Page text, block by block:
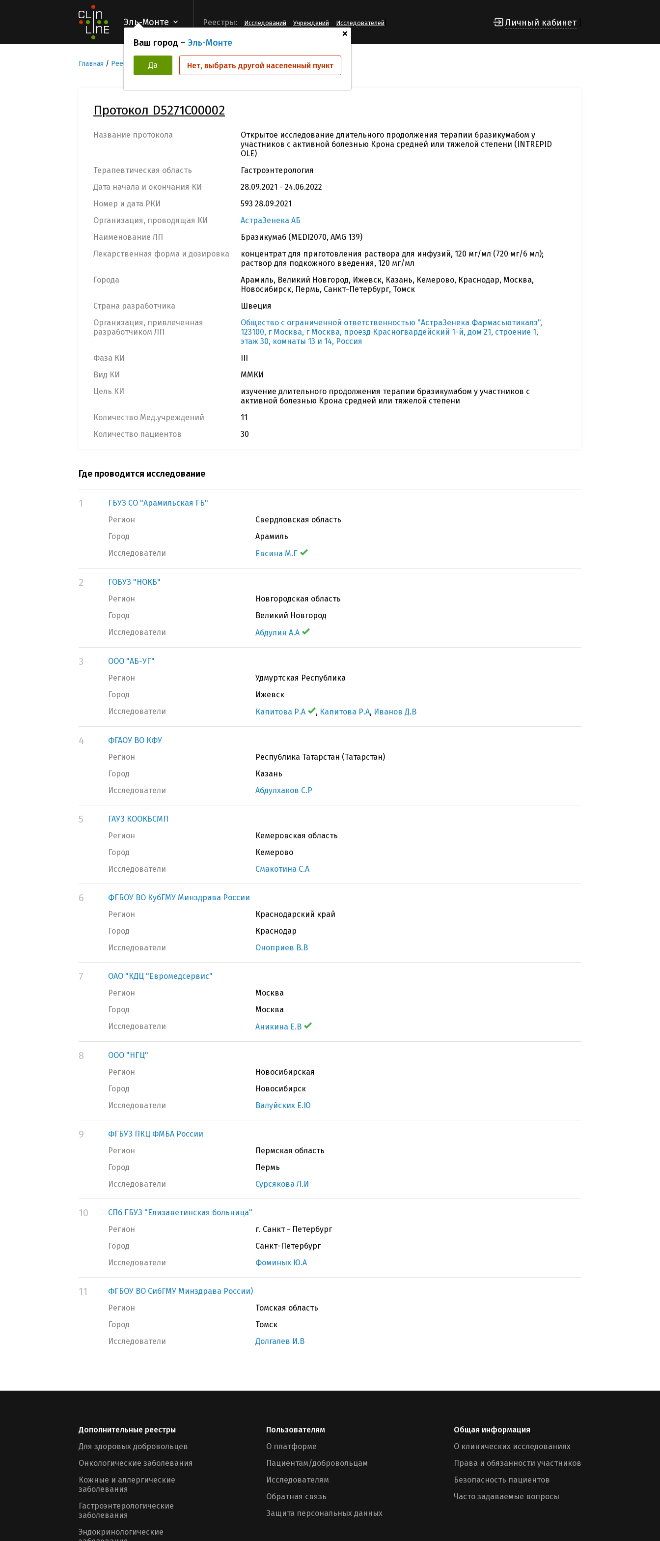
Эль-Монте
+
Ваш город – Эль-Монте
Да Нет, выбрать другой населенный пункт
Реестры: Исследований Учреждений Исследователей Личный кабинет
Главная Реестр Клинических исследований D5271C00002
Протокол D5271C00002
Название протокола
Открытое исследование длительного продолжения терапии бразикумабом у
участников с активной болезнью Крона средней или тяжелой степени (INTREPID
OLE)
Терапевтическая область
Гастроэнтерология
Дата начала и окончания КИ
28.09.2021 - 24.06.2022
Номер и дата РКИ
593 28.09.2021
Организация, проводящая КИ
АстраЗенека АБ
Наименование ЛП
Бразикумаб (MEDI2070, AMG 139)
Лекарственная форма и дозировка
концентрат для приготовления раствора для инфузий, 120 мг/мл (720 мг/6 мл);
раствор для подкожного введения, 120 мг/мл
Города
Арамиль, Великий Новгород, Ижевск, Казань, Кемерово, Краснодар, Москва,
Новосибирск, Пермь, Санкт-Петербург, Томск
Страна разработчика
Швеция
Организация, привлеченная
разработчиком ЛП
Общество с ограниченной ответственностью "АстраЗенека Фармасьютикалз",
123100, г Москва, г Москва, проезд Красногвардейский 1-й, дом 21, строение 1,
этаж 30, комнаты 13 и 14, Россия
Фаза КИ
III
Вид КИ
ММКИ
Цель КИ
изучение длительного продолжения терапии бразикумабом у участников с
активной болезнью Крона средней или тяжелой степени
Количество Мед.учреждений
11
Количество пациентов
30
Где проводится исследование
1
ГБУЗ СО "Арамильская ГБ"
Регион
Свердловская область
Город
Арамиль
Исследователи
Евсина М.Г
2
ГОБУЗ "НОКБ"
Регион
Новгородская область
Город
Великий Новгород
Исследователи
Абдулин А.А
3
ООО "АБ-УГ"
Регион
Удмуртская Республика
Город
Ижевск
Исследователи
Капитова Р.А , Капитова Р.А, Иванов Д.В
4
ФГАОУ ВО КФУ
Регион
Республика Татарстан (Татарстан)
Город
Казань
Исследователи
Абдулхаков С.Р
5
ГАУЗ КООКБСМП
Регион
Кемеровская область
Город
Кемерово
Исследователи
Смакотина С.А
6
ФГБОУ ВО КубГМУ Минздрава России
Регион
Краснодарский край
Город
Краснодар
Исследователи
Оноприев В.В
7
ОАО "КДЦ "Евромедсервис"
Регион
Москва
Город
Москва
Исследователи
Аникина Е.В
8
ООО "НГЦ"
Регион
Новосибирская
Город
Новосибирск
Исследователи
Валуйских Е.Ю
9
ФГБУЗ ПКЦ ФМБА России
Регион
Пермская область
Город
Пермь
Исследователи
Сурсякова Л.И
10
СПб ГБУЗ "Елизаветинская больница"
Регион
г. Санкт - Петербург
Город
Санкт-Петербург
Исследователи
Фоминых Ю.А
11
ФГБОУ ВО СибГМУ Минздрава России)
Регион
Томская область
Город
Томск
Исследователи
Долгалев И.В
Дополнительные реестры
Для здоровых добровольцев
Онкологические заболевания
Кожные и аллергические
заболевания
Гастроэнтерологические
заболевания
Эндокринологические
Пользователям
О платформе
Пациентам/добровольцам
Исследователям
Обратная связь
Защита персональных данных
Общая информация
О клинических исследованиях
Права и обязанности участников
Безопасность пациентов
Часто задаваемые вопросы